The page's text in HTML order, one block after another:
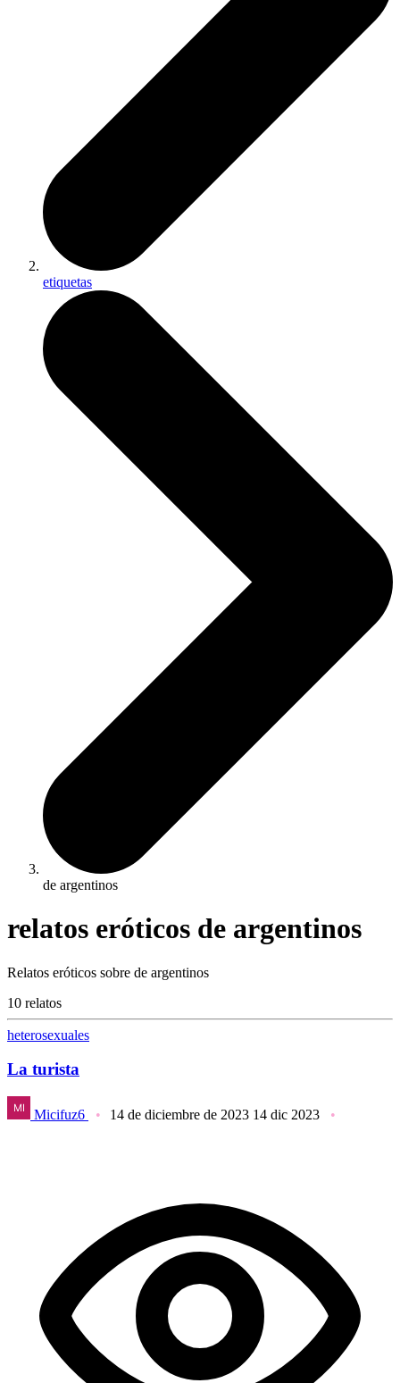
etiquetas
de argentinos
relatos eróticos de argentinos
Relatos eróticos sobre de argentinos
10 relatos
heterosexuales
La turista
Micifuz6 14 de diciembre de 2023 14 dic 2023